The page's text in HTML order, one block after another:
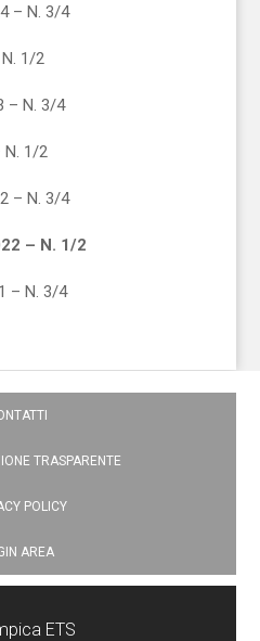
– N. 3/4
1/2
– N. 3/4
N. 1/2
– N. 3/4
– N. 1/2
– N. 3/4
TRASPARENTE
POLICY
AREA
ETS